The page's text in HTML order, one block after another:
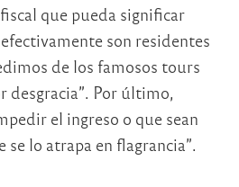
que pueda significar
son residentes
de los famosos tours
desgracia”. Por último,
el ingreso o que sean
lo atrapa en flagrancia”.